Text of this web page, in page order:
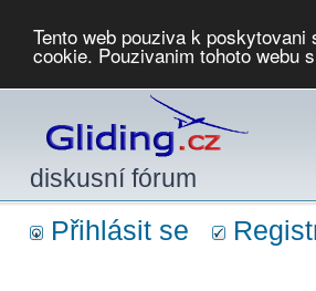
Tento web pouziva k
cookie. Pouzivanim tohoto webu
diskusní fórum
Přihlásit se